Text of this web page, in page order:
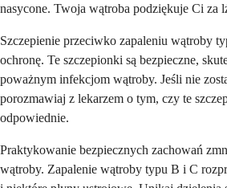
nasycone. Twoja wątroba podziękuje Ci za
Szczepienie przeciwko zapaleniu wątroby
ochronę. Te szczepionki są bezpieczne,
poważnym infekcjom wątroby. Jeśli nie
porozmawiaj z lekarzem o tym, czy te
odpowiednie.
Praktykowanie bezpiecznych zachowań
wątroby. Zapalenie wątroby typu B i C